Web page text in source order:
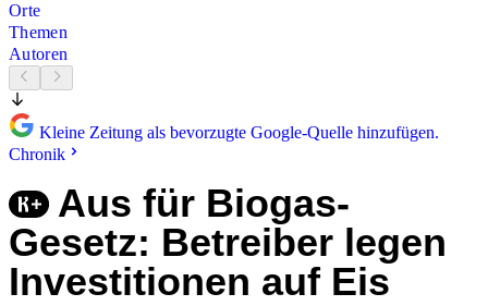
Orte
Themen
Autoren
Kleine Zeitung als bevorzugte Google-Quelle hinzufügen.
Chronik
Aus für Biogas-
Gesetz: Betreiber legen
Investitionen auf Eis